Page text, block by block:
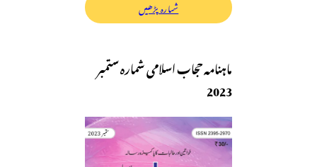
شمارہ پڑھیں
ماہنامہ حجاب اسلامی شمارہ ستمبر
2023